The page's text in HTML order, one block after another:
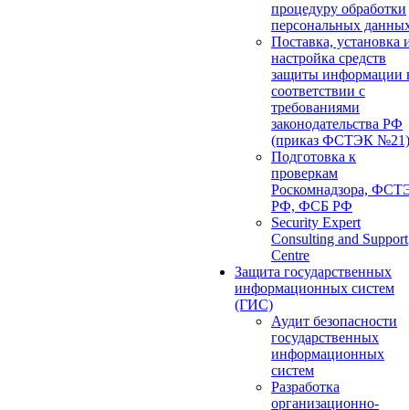
процедуру обработки
персональных
Поставка, установка
настройка средств
защиты информации
соответствии с
требованиями
законодательства РФ
(приказ ФСТЭК №21)
Подготовка к
проверкам
Роскомнадзора,
РФ, ФСБ РФ
Security Expert
Consulting and Support
Centre
Защита государственных
информационных систем
(ГИС)
Аудит безопасности
государственных
информационных
систем
Разработка
организационно-